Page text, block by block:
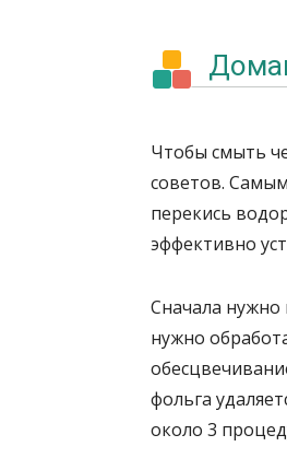
Чтобы смыть
советов. Самым
перекись
эффективно
Сначала нужно
нужно
фольга
около 3